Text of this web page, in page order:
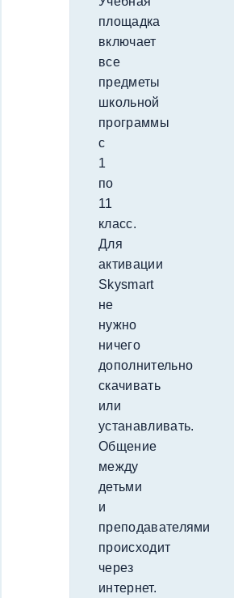
площадка
включает
все
предметы
школьной
программы
с
1
по
11
класс.
Для
активации
Skysmart
не
нужно
ничего
дополнительно
скачивать
или
устанавливать.
Общение
между
детьми
и
преподавателями
происходит
через
интернет.